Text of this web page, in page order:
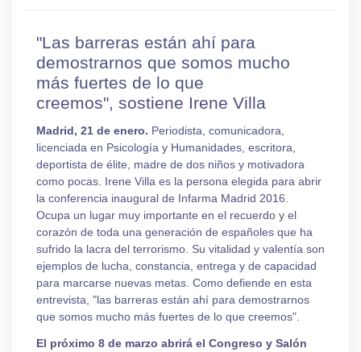
"Las barreras están ahí para
demostrarnos que somos mucho
más fuertes de lo que
creemos", sostiene Irene Villa
Madrid, 21 de enero. Periodista, comunicadora,
licenciada en Psicología y Humanidades, escritora,
deportista de élite, madre de dos niños y motivadora
como pocas. Irene Villa es la persona elegida para abrir
la conferencia inaugural de Infarma Madrid 2016.
Ocupa un lugar muy importante en el recuerdo y el
corazón de toda una generación de españoles que ha
sufrido la lacra del terrorismo. Su vitalidad y valentía son
ejemplos de lucha, constancia, entrega y de capacidad
para marcarse nuevas metas. Como defiende en esta
entrevista, "las barreras están ahí para demostrarnos
que somos mucho más fuertes de lo que creemos".
El próximo 8 de marzo abrirá el Congreso y Salón